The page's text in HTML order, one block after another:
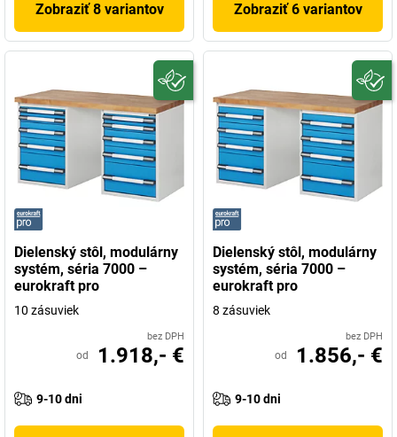
Zobraziť 8 variantov Zobraziť 6 variantov
Dielenský stôl, modulárny
systém, séria 7000 –
eurokraft pro
10 zásuviek
bez DPH
od 1.918,- €
9-10 dni
Dielenský stôl, modulárny
systém, séria 7000 –
eurokraft pro
8 zásuviek
bez DPH
od 1.856,- €
9-10 dni